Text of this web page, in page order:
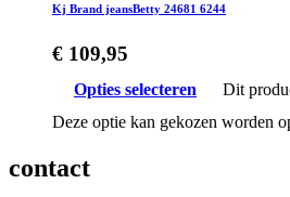
Kj Brand jeansBetty 24681 6244
€ 109,95
Opties selecteren
Dit
Deze optie kan gekozen worden
contact